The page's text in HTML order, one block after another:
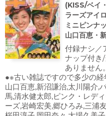
(KISS/ベイ
ラーズアイ
ミニピンナ
山口百恵・
付録ナシ／
ナップ付き
ありません。
●※古い雑誌ですので多少の経
山口百恵,新沼謙治,太川陽介,
馬,清水健太郎,ピンク・レデ
ーズ,岩崎宏美,郷ひろみ,三浦